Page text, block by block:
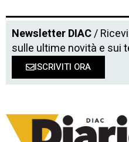
Newsletter DIAC/
sulle ultime novità e sui
ISCRIVITI ORA